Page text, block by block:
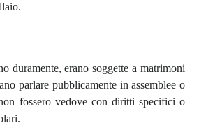
duramente, erano soggette a matrimoni
parlare pubblicamente in assemblee o
fossero vedove con diritti specifici o